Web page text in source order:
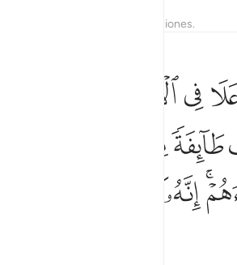
Reflexiones.
اهلها شيعا يستضعف طايفة منهم يذبح
وَجَعَلَ أَهْلَهَا شِيَعًۭا يَسْتَضْعِفُ طَآئِفَةًۭ
ﲡﲢ
ﲧﲨ
ﲮﲯ